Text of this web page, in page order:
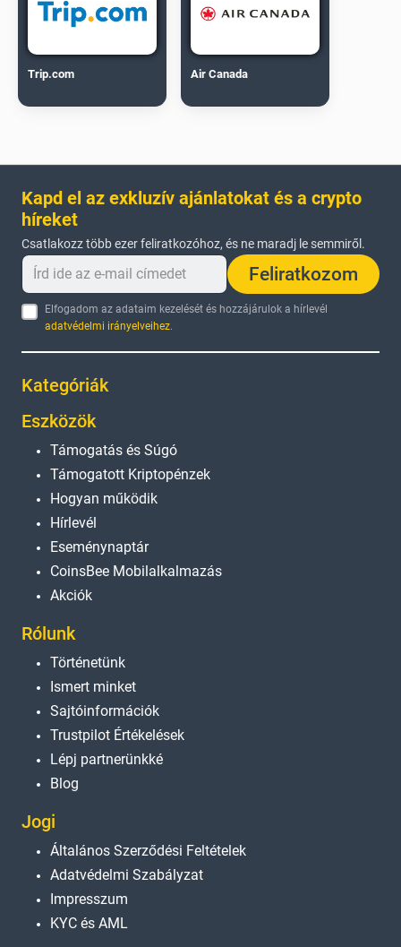
Trip.com Air Canada
Kapd el az exkluzív ajánlatokat és a crypto
híreket
Csatlakozz több ezer feliratkozóhoz, és ne maradj le semmiről.
Feliratkozom
Elfogadom az adataim kezelését és hozzájárulok a hírlevél
adatvédelmi irányelveihez.
Kategóriák
Eszközök
Támogatás és Súgó
Támogatott Kriptopénzek
Hogyan működik
Hírlevél
Eseménynaptár
CoinsBee Mobilalkalmazás
Akciók
Rólunk
Történetünk
Ismert minket
Sajtóinformációk
Trustpilot Értékelések
Lépj partnerünkké
Blog
Jogi
Általános Szerződési Feltételek
Adatvédelmi Szabályzat
Impresszum
KYC és AML